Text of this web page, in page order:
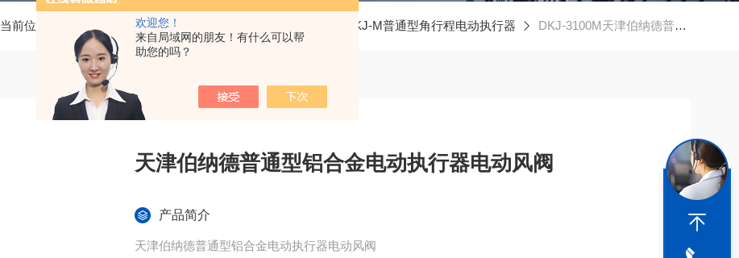
欢迎您！
来自局域网的朋友！有什么可以帮
助您的吗？
当前位置： 产品中心 DKJ-M普通型角行程电动执行器 DKJ-3100M天津伯纳德普通型铝合金电动执行器电动风阀
天津伯纳德普通型铝合金电动执行器电动风阀
产品简介
天津伯纳德普通型铝合金电动执行器电动风阀